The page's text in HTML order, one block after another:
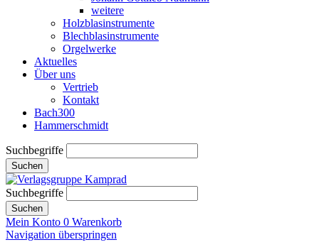
weitere
Holzblasinstrumente
Blechblasinstrumente
Orgelwerke
Aktuelles
Über uns
Vertrieb
Kontakt
Bach300
Hammerschmidt
Suchbegriffe
Suchen
Suchbegriffe
Suchen
Mein Konto 0 Warenkorb
Navigation überspringen